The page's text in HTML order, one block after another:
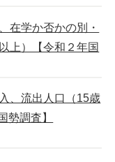
在学か否かの別・
上）【令和２年国
、流出人口（15歳
勢調査】